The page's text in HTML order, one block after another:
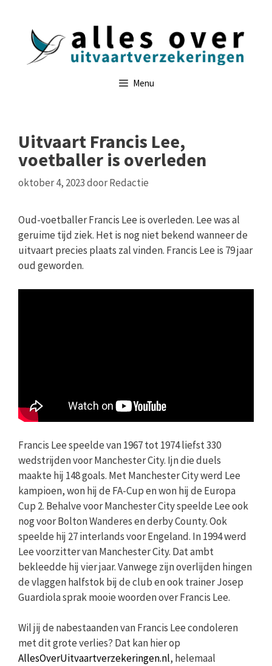
Menu
Uitvaart Francis Lee,
voetballer is overleden
oktober 4, 2023doorRedactie
Oud-voetballer Francis Lee is overleden. Lee was al
geruime tijd ziek. Het is nog niet bekend wanneer de
uitvaart precies plaats zal vinden. Francis Lee is 79 jaar
oud geworden.
Francis Lee speelde van 1967 tot 1974 liefst 330
wedstrijden voor Manchester City. Ijn die duels
maakte hij 148 goals. Met Manchester City werd Lee
kampioen, won hij de FA-Cup en won hij de Europa
Cup 2. Behalve voor Manchester City speelde Lee ook
nog voor Bolton Wanderes en derby County. Ook
speelde hij 27 interlands voor Engeland. In 1994 werd
Lee voorzitter van Manchester City. Dat ambt
bekleedde hij vier jaar. Vanwege zijn overlijden hingen
de vlaggen halfstok bij de club en ook trainer Josep
Guardiola sprak mooie woorden over Francis Lee.
Wil jij de nabestaanden van Francis Lee condoleren
met dit grote verlies? Dat kan hier op
AllesOverUitvaartverzekeringen.nl, helemaal